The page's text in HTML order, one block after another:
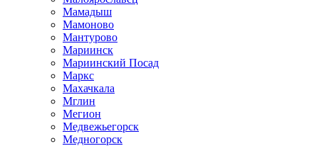
Мамадыш
Мамоново
Мантурово
Мариинск
Мариинский Посад
Маркс
Махачкала
Мглин
Мегион
Медвежьегорск
Медногорск